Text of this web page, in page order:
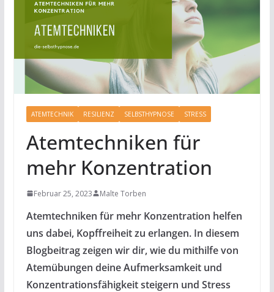
ATEMTECHNIK RESILIENZ SELBSTHYPNOSE STRESS
Atemtechniken für
mehr Konzentration
Februar 25, 2023 Malte Torben
Atemtechniken für mehr Konzentration helfen
uns dabei, Kopffreiheit zu erlangen. In diesem
Blogbeitrag zeigen wir dir, wie du mithilfe von
Atemübungen deine Aufmerksamkeit und
Konzentrationsfähigkeit steigern und Stress